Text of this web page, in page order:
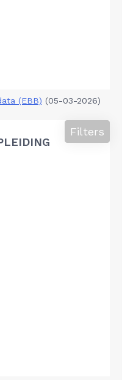
(EBB) (05-03-2026)
Filters